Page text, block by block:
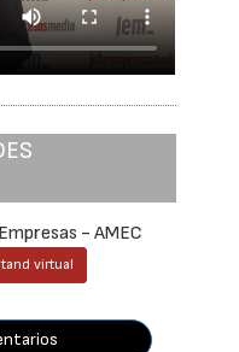
- AMEC
virtual